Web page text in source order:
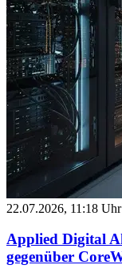
22.07.2026, 11:18 Uhr
Applied Digital
gegenüber